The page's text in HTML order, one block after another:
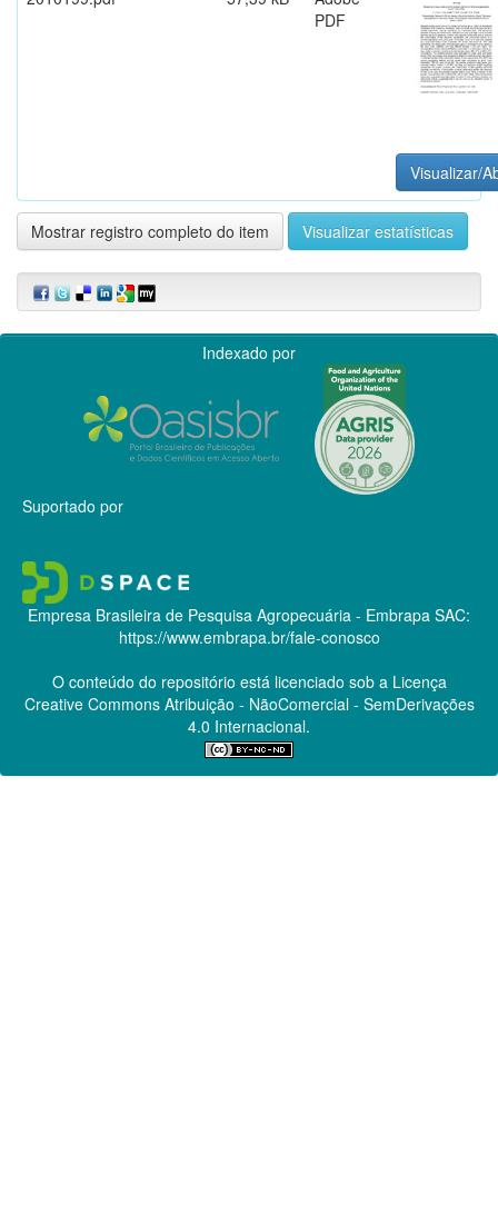
PDF
Visualizar/
Mostrar registro completo do item Visualizar estatísticas
Indexado por
Suportado por
Empresa Brasileira de Pesquisa Agropecuária - Embrapa SAC:
https://www.embrapa.br/fale-conosco
O conteúdo do repositório está licenciado sob a Licença
Creative CommonsAtribuição - NãoComercial - SemDerivações
4.0 Internacional.